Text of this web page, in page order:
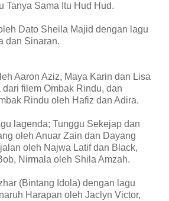
Tanya Sama Itu Hud Hud.
Dato Sheila Majid dengan lagu
dan Sinaran.
Aaron Aziz, Maya Karin dan Lisa
filem Ombak Rindu, dan
Rindu oleh Hafiz dan Adira.
lagenda; Tunggu Sekejap dan
oleh Anuar Zain dan Dayang
oleh Najwa Latif dan Black,
Nirmala oleh Shila Amzah.
(Bintang Idola) dengan lagu
Harapan oleh Jaclyn Victor,